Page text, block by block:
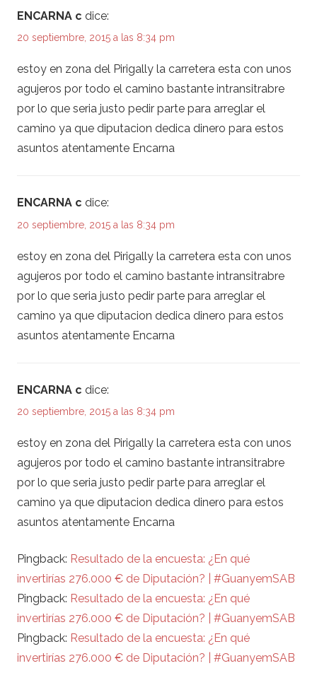
ENCARNA c dice:
20 septiembre, 2015 a las 8:34 pm
estoy en zona del Pirigally la carretera esta con unos
agujeros por todo el camino bastante intransitrabre
por lo que seria justo pedir parte para arreglar el
camino ya que diputacion dedica dinero para estos
asuntos atentamente Encarna
ENCARNA c dice:
20 septiembre, 2015 a las 8:34 pm
estoy en zona del Pirigally la carretera esta con unos
agujeros por todo el camino bastante intransitrabre
por lo que seria justo pedir parte para arreglar el
camino ya que diputacion dedica dinero para estos
asuntos atentamente Encarna
ENCARNA c dice:
20 septiembre, 2015 a las 8:34 pm
estoy en zona del Pirigally la carretera esta con unos
agujeros por todo el camino bastante intransitrabre
por lo que seria justo pedir parte para arreglar el
camino ya que diputacion dedica dinero para estos
asuntos atentamente Encarna
Pingback: Resultado de la encuesta: ¿En qué
invertirías 276.000 € de Diputación? | #GuanyemSAB
Pingback: Resultado de la encuesta: ¿En qué
invertirías 276.000 € de Diputación? | #GuanyemSAB
Pingback: Resultado de la encuesta: ¿En qué
invertirías 276.000 € de Diputación? | #GuanyemSAB